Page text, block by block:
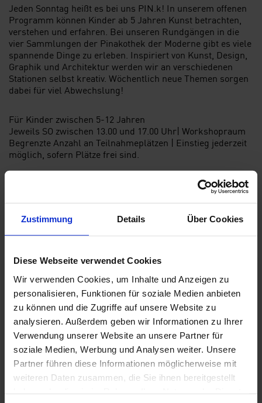
Zustimmung Details Über Cookies
Diese Webseite verwendet Cookies
Wir verwenden Cookies, um Inhalte und Anzeigen zu
personalisieren, Funktionen für soziale Medien anbieten
zu können und die Zugriffe auf unsere Website zu
analysieren. Außerdem geben wir Informationen zu Ihrer
Verwendung unserer Website an unsere Partner für
soziale Medien, Werbung und Analysen weiter. Unsere
Partner führen diese Informationen möglicherweise mit
weiteren Daten zusammen, die Sie ihnen bereitgestellt
Jeden Sonntag heißt es bei uns PIN.k! In unserem offenen
Programm können Kinder ab 5 Jahren Kunst betrachten,
verstehen und erfahren. Bei unseren Rundgängen in die
vier Sammlungen der Pinakothek der Moderne gibt es viele
spannende Dinge zu erleben. Inspiriert von Kunst, Design,
Graphik und Architektur werden wir an verschiedenen
Stationen selbst kreativ. Wöchentlich neue Themen sorgen
dabei für viel Abwechslung!
Für Kinder zwischen 5-12 Jahren
Jeweils SO zwischen 13.00 und 17.00 Uhr| Workshopraum
Begrenzte Anzahl an Teilnahmeplätzen | Einstieg jederzeit
möglich, sofern Plätze frei sind.
Die Teilnahme an dem Programm ist kostenlos | Kinder
und Jugendliche unter 18 Jahren erhalten freien Eintritt
Gefördert durch
PIN. Freunde der Pinakothek der Moderne
e.V. und dessen Partner Allianz.